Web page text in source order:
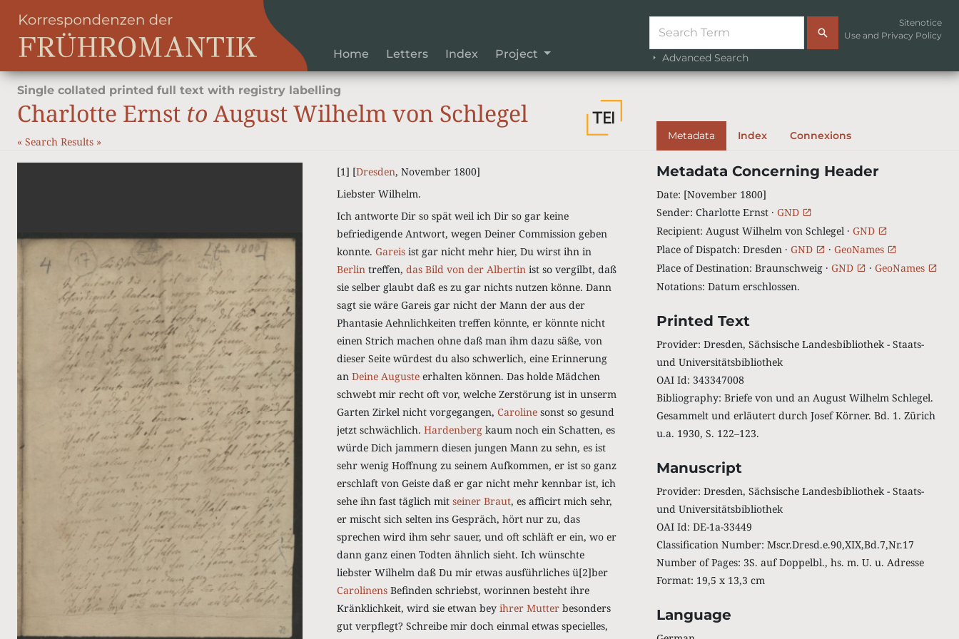
Home Letters Index Project Advanced Search
Sitenotice
Use and Privacy Policy
Single collated printed full text with registry labelling
Charlotte Ernst to August Wilhelm von Schlegel
« Search Results » Metadata Index Connexions
[1] [Dresden, November 1800]
Liebster Wilhelm.
Ich antworte Dir so spät weil ich Dir so gar keine
befriedigende Antwort, wegen Deiner Commission geben
konnte. Gareisist gar nicht mehr hier, Du wirst ihn in
Berlintreffen, das Bild von der Albertinist so vergilbt, daß
sie selber glaubt daß es zu gar nichts nutzen könne. Dann
sagt sie wäre Gareis gar nicht der Mann der aus der
Phantasie Aehnlichkeiten treffen könnte, er könnte nicht
einen Strich machen ohne daß man ihm dazu säße, von
dieser Seite würdest du also schwerlich, eine Erinnerung
an Deine Augusteerhalten können. Das holde Mädchen
schwebt mir recht oft vor, welche Zerstörung ist in unserm
Garten Zirkel nicht vorgegangen, Carolinesonst so gesund
jetzt schwächlich. Hardenbergkaum noch ein Schatten, es
würde Dich jammern diesen jungen Mann zu sehn, es ist
sehr wenig Hoffnung zu seinem Aufkommen, er ist so ganz
erschlaft von Geiste daß er gar nicht mehr kennbar ist, ich
sehe ihn fast täglich mit seiner Braut, es afficirt mich sehr,
er mischt sich selten ins Gespräch, hört nur zu, das
sprechen wird ihm sehr sauer, und oft schläft er ein, wo er
dann ganz einen Todten ähnlich sieht. Ich wünschte
liebster Wilhelm daß Du mir etwas ausführliches ü[2]ber
CarolinensBefinden schriebst, worinnen besteht ihre
Kränklichkeit, wird sie etwan bey ihrer Mutterbesonders
gut verpflegt? Schreibe mir doch einmal etwas specielles,
Metadata Concerning Header
Date: [November 1800]
Sender: Charlotte Ernst · GND
Recipient: August Wilhelm von Schlegel · GND
Place of Dispatch: Dresden · GND · GeoNames
Place of Destination: Braunschweig · GND · GeoNames
Notations: Datum erschlossen.
Printed Text
Provider: Dresden, Sächsische Landesbibliothek - Staats-
und Universitätsbibliothek
OAI Id: 343347008
Bibliography: Briefe von und an August Wilhelm Schlegel.
Gesammelt und erläutert durch Josef Körner. Bd. 1. Zürich
u.a. 1930, S. 122‒123.
Manuscript
Provider: Dresden, Sächsische Landesbibliothek - Staats-
und Universitätsbibliothek
OAI Id: DE-1a-33449
Classification Number: Mscr.Dresd.e.90,XIX,Bd.7,Nr.17
Number of Pages: 3S. auf Doppelbl., hs. m. U. u. Adresse
Format: 19,5 x 13,3 cm
Language